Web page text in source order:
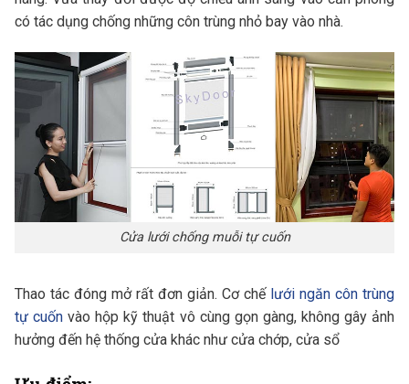
có tác dụng chống những côn trùng nhỏ bay vào nhà.
Cửa lưới chống muỗi tự cuốn
Thao tác đóng mở rất đơn giản. Cơ chế lưới ngăn côn trùng
tự cuốn vào hộp kỹ thuật vô cùng gọn gàng, không gây ảnh
hưởng đến hệ thống cửa khác như cửa chớp, cửa sổ